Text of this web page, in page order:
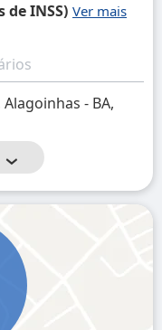
de INSS)
Alagoinhas - BA,